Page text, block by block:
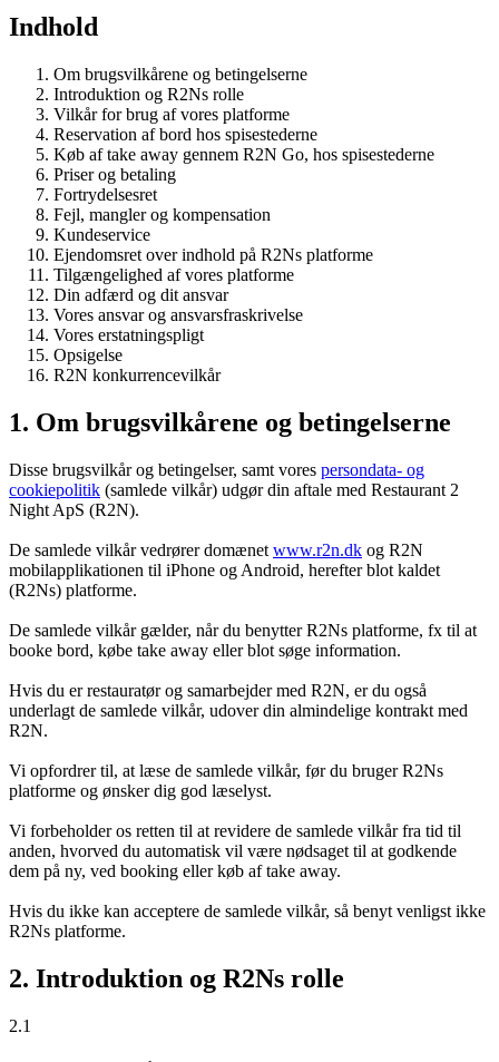
Indhold
Om brugsvilkårene og betingelserne
Introduktion og R2Ns rolle
Vilkår for brug af vores platforme
Reservation af bord hos spisestederne
Køb af take away gennem R2N Go, hos spisestederne
Priser og betaling
Fortrydelsesret
Fejl, mangler og kompensation
Kundeservice
Ejendomsret over indhold på R2Ns platforme
Tilgængelighed af vores platforme
Din adfærd og dit ansvar
Vores ansvar og ansvarsfraskrivelse
Vores erstatningspligt
Opsigelse
R2N konkurrencevilkår
1. Om brugsvilkårene og betingelserne
Disse brugsvilkår og betingelser, samt vores persondata- og
cookiepolitik (samlede vilkår) udgør din aftale med Restaurant 2
Night ApS (R2N).
De samlede vilkår vedrører domænet www.r2n.dk og R2N
mobilapplikationen til iPhone og Android, herefter blot kaldet
(R2Ns) platforme.
De samlede vilkår gælder, når du benytter R2Ns platforme, fx til at
booke bord, købe take away eller blot søge information.
Hvis du er restauratør og samarbejder med R2N, er du også
underlagt de samlede vilkår, udover din almindelige kontrakt med
R2N.
Vi opfordrer til, at læse de samlede vilkår, før du bruger R2Ns
platforme og ønsker dig god læselyst.
Vi forbeholder os retten til at revidere de samlede vilkår fra tid til
anden, hvorved du automatisk vil være nødsaget til at godkende
dem på ny, ved booking eller køb af take away.
Hvis du ikke kan acceptere de samlede vilkår, så benyt venligst ikke
R2Ns platforme.
2. Introduktion og R2Ns rolle
2.1